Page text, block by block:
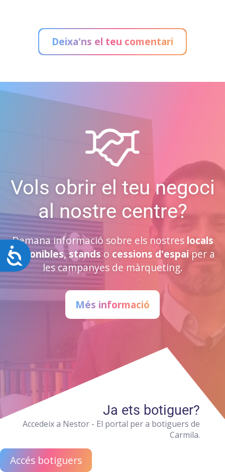
Accesibilidad
Deixa'ns el teu comentari
Vols obrir el teu negoci
al nostre centre?
Demana informació sobre els nostres locals
disponibles,stands o cessions d'espaiper a
les campanyes de màrqueting.
Més informació
Ja ets botiguer?
Accedeix a Nestor - El portal per a botiguers de
Carmila.
Accés botiguers